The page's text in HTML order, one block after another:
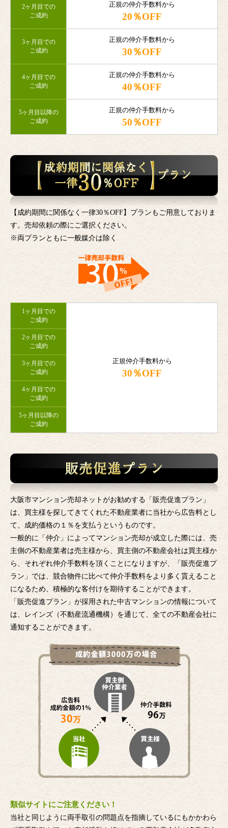
2ヶ月目での
ご成約
正規の仲介手数料から
20％OFF
3ヶ月目での
ご成約
正規の仲介手数料から
30％OFF
4ヶ月目での
ご成約
正規の仲介手数料から
40％OFF
5ヶ月目以降の
ご成約
正規の仲介手数料から
50％OFF
【成約期間に関係なく一律30％OFF】プランもご用意しておりま
す。売却依頼の際にご選択ください。
※両プランともに一般媒介は除く
1ヶ月目での
ご成約
正規仲介手数料から
30％OFF
2ヶ月目での
ご成約
3ヶ月目での
ご成約
4ヶ月目での
ご成約
5ヶ月目以降の
ご成約
大阪市マンション売却ネットがお勧めする「販売促進プラン」
は、買主様を探してきてくれた不動産業者に当社から広告料とし
て、成約価格の１％を支払うというものです。
一般的に「仲介」によってマンション売却が成立した際には、売
主側の不動産業者は売主様から、買主側の不動産会社は買主様か
ら、それぞれ仲介手数料を頂くことになりますが、「販売促進プ
ラン」では、競合物件に比べて仲介手数料をより多く貰えること
になるため、積極的な客付けを期待することができます。
「販売促進プラン」が採用された中古マンションの情報について
は、レインズ（不動産流通機構）を通じて、全ての不動産会社に
通知することができます。
類似サイトにご注意ください！
当社と同じように両手取引の問題点を指摘しているにもかかわら